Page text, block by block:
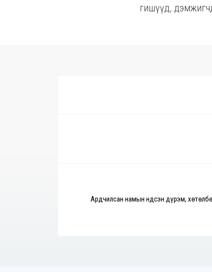
гишүүд,
Ардчилсан намын Үндсэн дүрэм,